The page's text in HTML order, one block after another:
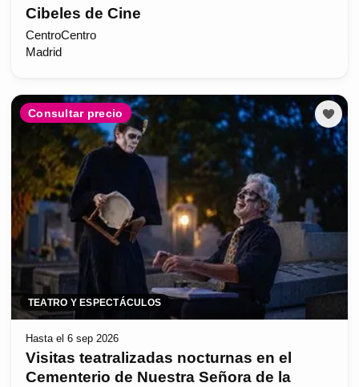
Cibeles de Cine
CentroCentro
Madrid
Consultar precio
TEATRO Y ESPECTÁCULOS
Hasta el 6 sep 2026
Visitas teatralizadas nocturnas en el
Cementerio de Nuestra Señora de la